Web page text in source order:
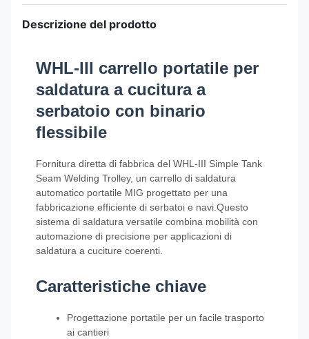
Descrizione del prodotto
WHL-III carrello portatile per
saldatura a cucitura a
serbatoio con binario
flessibile
Fornitura diretta di fabbrica del WHL-III Simple Tank
Seam Welding Trolley, un carrello di saldatura
automatico portatile MIG progettato per una
fabbricazione efficiente di serbatoi e navi.Questo
sistema di saldatura versatile combina mobilità con
automazione di precisione per applicazioni di
saldatura a cuciture coerenti.
Caratteristiche chiave
Progettazione portatile per un facile trasporto
ai cantieri